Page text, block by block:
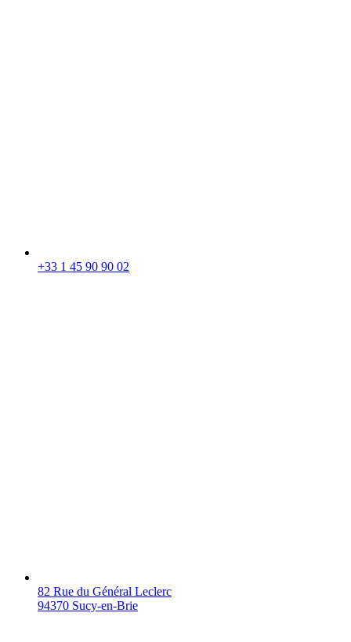
+33 1 45 90 90 02
82 Rue du Général Leclerc
94370 Sucy-en-Brie